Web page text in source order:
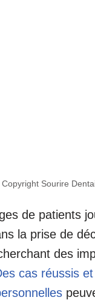
Copyright Sourire
de patients
la prise de
des
cas réussis